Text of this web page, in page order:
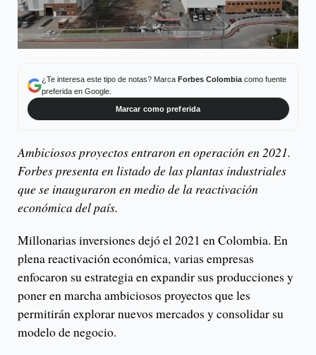
¿Te interesa este tipo de notas? Marca Forbes Colombiacomo fuente
preferida en Google.
Marcar como preferida
Ambiciosos proyectos entraron en operación en 2021.
Forbes presenta en listado de las plantas industriales
que se inauguraron en medio de la reactivación
económica del país.
Millonarias inversiones dejó el 2021 en Colombia. En
plena reactivación económica, varias empresas
enfocaron su estrategia en expandir sus producciones y
poner en marcha ambiciosos proyectos que les
permitirán explorar nuevos mercados y consolidar su
modelo de negocio.